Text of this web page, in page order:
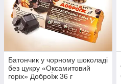
Батончик у чорному шоколаді
без цукру «Оксамитовий
горіх» ДоброЇж 36 г